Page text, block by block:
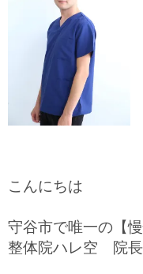
こんにちは
守谷市で唯一の【
整体院ハレ空 院